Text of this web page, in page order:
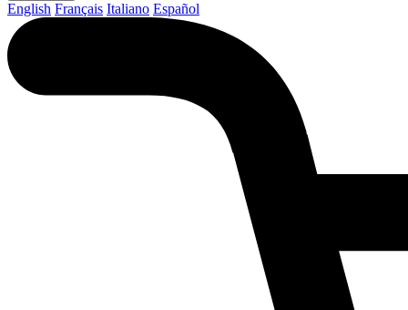
English Français Italiano Español